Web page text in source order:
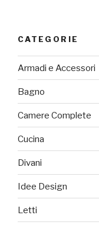
CATEGORIE
Armadi e Accessori
Bagno
Camere Complete
Cucina
Divani
Idee Design
Letti